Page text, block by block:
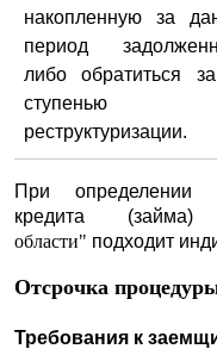
накопленную за
период
либо обратиться
ступенью
реструктуризации.
При определении
кредита
области" подходит
Отсрочка
Требования к